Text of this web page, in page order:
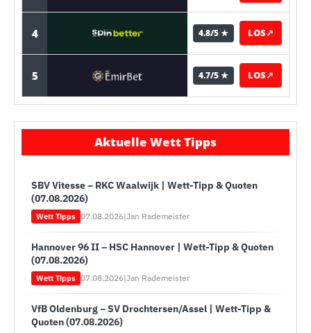
4 4.8/5 ★ LOS↗
5 4.7/5 ★ LOS↗
Aktuelle Wett Tipps
SBV Vitesse – RKC Waalwijk | Wett-Tipp & Quoten
(07.08.2026)
Wett Tipps 07.08.2026|Jan Rademeister
Hannover 96 II – HSC Hannover | Wett-Tipp & Quoten
(07.08.2026)
Wett Tipps 07.08.2026|Jan Rademeister
VfB Oldenburg – SV Drochtersen/Assel | Wett-Tipp &
Quoten (07.08.2026)